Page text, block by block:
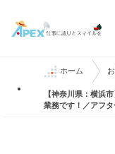
ホーム
【神奈川県：横浜
業務です！／アフタ